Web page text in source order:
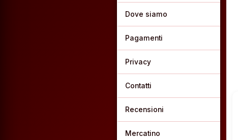
Dove siamo
Pagamenti
Privacy
Contatti
Recensioni
Mercatino